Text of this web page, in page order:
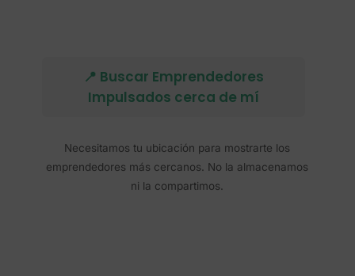
📍 Buscar Emprendedores
Impulsados cerca de mí
Necesitamos tu ubicación para mostrarte los
emprendedores más cercanos. No la almacenamos
ni la compartimos.